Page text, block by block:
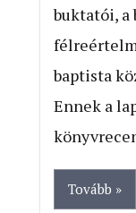
buktatói, a
baptista
Ennek a
Tovább »